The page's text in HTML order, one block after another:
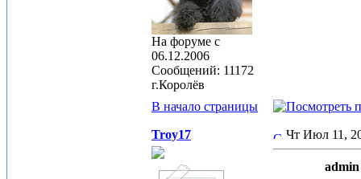
На форуме с
06.12.2006
Сообщений: 11172
г.Королёв
В начало страницы
Troy17 Чт Июл 11,